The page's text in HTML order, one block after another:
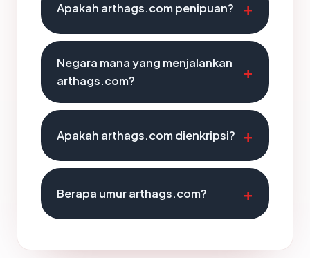
Apakah arthags.com penipuan?
Negara mana yang menjalankan
arthags.com?
Apakah arthags.com dienkripsi?
Berapa umur arthags.com?